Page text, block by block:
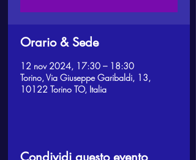
Orario & Sede
12 nov 2024, 17:30 – 18:30
Torino, Via Giuseppe Garibaldi, 13,
10122 Torino TO, Italia